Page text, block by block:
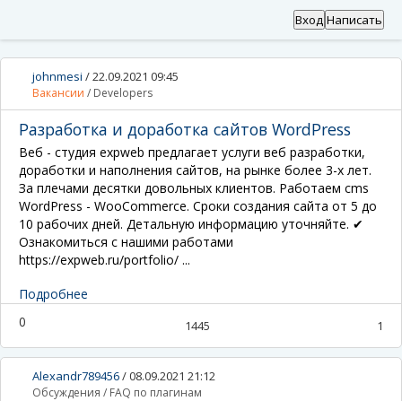
Вход Написать
johnmesi /22.09.2021 09:45
Вакансии / Developers
Разработка и доработка сайтов WordPress
Веб - студия expweb предлагает услуги веб разработки,
доработки и наполнения сайтов, на рынке более 3-х лет.
За плечами десятки довольных клиентов. Работаем cms
WordPress - WooCommerce. Сроки создания сайта от 5 до
10 рабочих дней. Детальную информацию уточняйте. ✔
Ознакомиться с нашими работами
https://expweb.ru/portfolio/ ...
Подробнее
0
1445 1
Alexandr789456/08.09.2021 21:12
Обсуждения / FAQ по плагинам